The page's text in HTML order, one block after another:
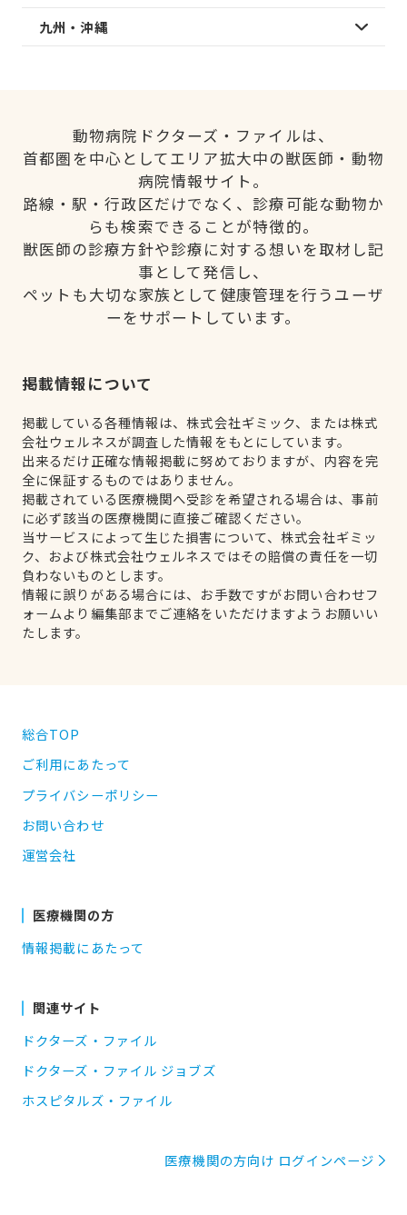
九州・沖縄
動物病院ドクターズ・ファイルは、
首都圏を中心としてエリア拡大中の獣医師・動物
病院情報サイト。
路線・駅・行政区だけでなく、診療可能な動物か
らも検索できることが特徴的。
獣医師の診療方針や診療に対する想いを取材し記
事として発信し、
ペットも大切な家族として健康管理を行うユーザ
ーをサポートしています。
掲載情報について
掲載している各種情報は、株式会社ギミック、または株式
会社ウェルネスが調査した情報をもとにしています。
出来るだけ正確な情報掲載に努めておりますが、内容を完
全に保証するものではありません。
掲載されている医療機関へ受診を希望される場合は、事前
に必ず該当の医療機関に直接ご確認ください。
当サービスによって生じた損害について、株式会社ギミッ
ク、および株式会社ウェルネスではその賠償の責任を一切
負わないものとします。
情報に誤りがある場合には、お手数ですがお問い合わせフ
ォームより編集部までご連絡をいただけますようお願いい
たします。
総合TOP
ご利用にあたって
プライバシーポリシー
お問い合わせ
運営会社
医療機関の方
情報掲載にあたって
関連サイト
ドクターズ・ファイル
ドクターズ・ファイル ジョブズ
ホスピタルズ・ファイル
医療機関の方向け ログインページ